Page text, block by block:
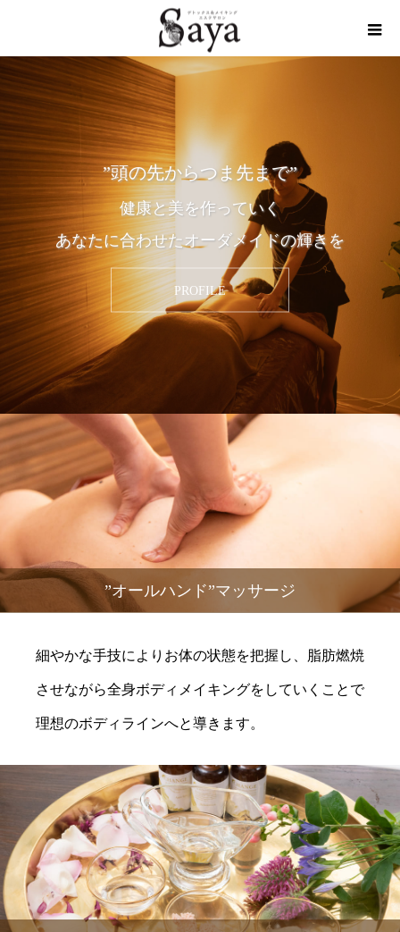
”頭の先からつま先まで”
健康と美を作っていく
あなたに合わせたオーダメイドの輝きを
PROFILE
”オールハンド”マッサージ
細やかな手技によりお体の状態を把握し、脂肪燃焼
させながら全身ボディメイキングをしていくことで
理想のボディラインへと導きます。